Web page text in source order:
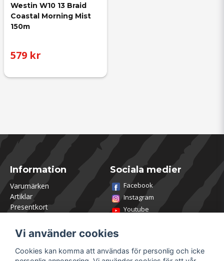
Westin W10 13 Braid
Coastal Morning Mist
150m
579 kr
Information
Varumärken
Artiklar
Presentkort
Om Utklasad
Team Utklasad
Recensera och vinn
Sociala medier
Facebook
Instagram
Youtube
Vi använder cookies
Cookies kan komma att användas för personlig och icke